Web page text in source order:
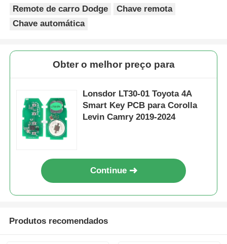
Remote de carro Dodge
Chave remota
Chave automática
Obter o melhor preço para
Lonsdor LT30-01 Toyota 4A
Smart Key PCB para Corolla
Levin Camry 2019-2024
Continue
Produtos recomendados